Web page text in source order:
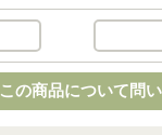
この商品について問